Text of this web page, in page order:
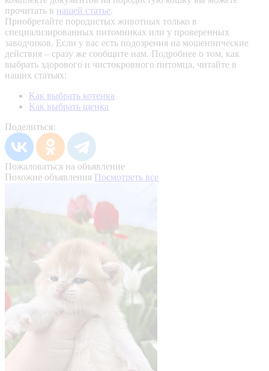
прочитать в нашей статье.
Приобретайте породистых животных только в
специализированных питомниках или у проверенных
заводчиков. Если у вас есть подозрения на мошеннические
действия – сразу же сообщите нам. Подробнее о том, как
выбрать здорового и чистокровного питомца, читайте в
наших статьях:
Как выбрать котенка
Как выбрать щенка
Поделиться:
Пожаловаться на объявление
Похожие объявления Посмотреть все